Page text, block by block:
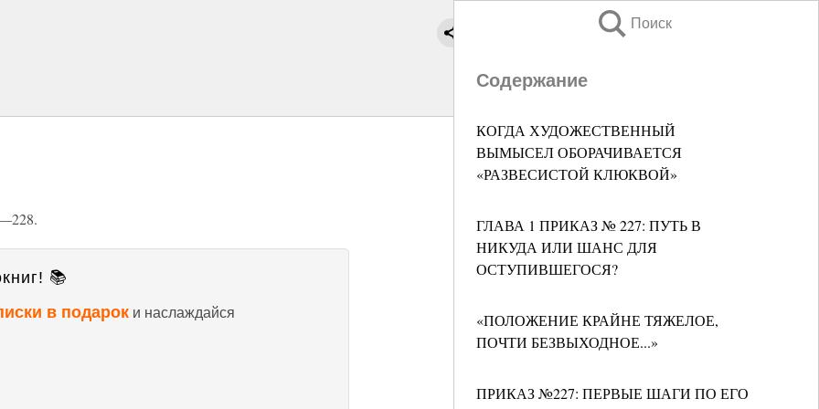
Поиск
Содержание
КОГДА ХУДОЖЕСТВЕННЫЙ
ВЫМЫСЕЛ ОБОРАЧИВАЕТСЯ
«РАЗВЕСИСТОЙ КЛЮКВОЙ»
ГЛАВА 1 ПРИКАЗ № 227: ПУТЬ В
НИКУДА ИЛИ ШАНС ДЛЯ
ОСТУПИВШЕГОСЯ?
«ПОЛОЖЕНИЕ КРАЙНЕ ТЯЖЕЛОЕ,
ПОЧТИ БЕЗВЫХОДНОЕ...»
ПРИКАЗ №227: ПЕРВЫЕ ШАГИ ПО ЕГО
📚
в подарок и наслаждайся